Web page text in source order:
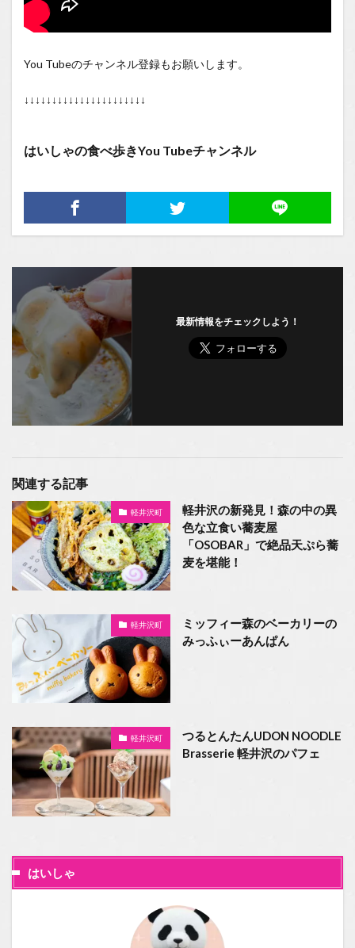
You Tubeのチャンネル登録もお願いします。
↓↓↓↓↓↓↓↓↓↓↓↓↓↓↓↓↓↓↓↓↓↓
はいしゃの食べ歩きYou Tubeチャンネル
最新情報をチェックしよう！
関連する記事
軽井沢町
軽井沢の新発見！森の中の異
色な立食い蕎麦屋
「OSOBAR」で絶品天ぷら蕎
麦を堪能！
軽井沢町
ミッフィー森のベーカリーの
みっふぃーあんぱん
軽井沢町
つるとんたんUDON NOODLE
Brasserie 軽井沢のパフェ
はいしゃ